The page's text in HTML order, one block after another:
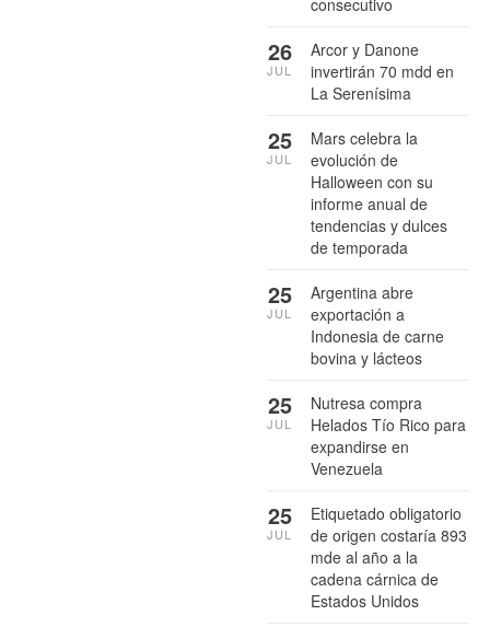
Arcor y Danone
invertirán 70 mdd en
La Serenísima
26
JUL
Mars celebra la
evolución de
Halloween con su
informe anual de
tendencias y dulces
de temporada
25
JUL
Argentina abre
exportación a
Indonesia de carne
bovina y lácteos
25
JUL
Nutresa compra
Helados Tío Rico para
expandirse en
Venezuela
25
JUL
Etiquetado obligatorio
de origen costaría 893
mde al año a la
cadena cárnica de
Estados Unidos
25
JUL